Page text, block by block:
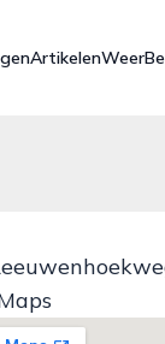
ArtikelenWeer